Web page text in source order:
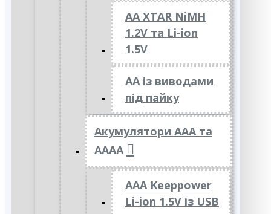
AA XTAR NiMH
1.2V та Li-ion
1.5V
АА із виводами
під пайку
Акумулятори ААА та
АААА
AAA Keeppower
Li-ion 1.5V із USB